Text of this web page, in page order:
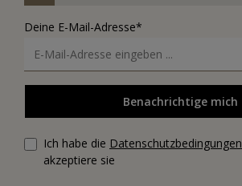
Deine E-Mail-Adresse*
Benachrichtige mich
Ich habe die Datenschutzbedingungen
akzeptiere sie